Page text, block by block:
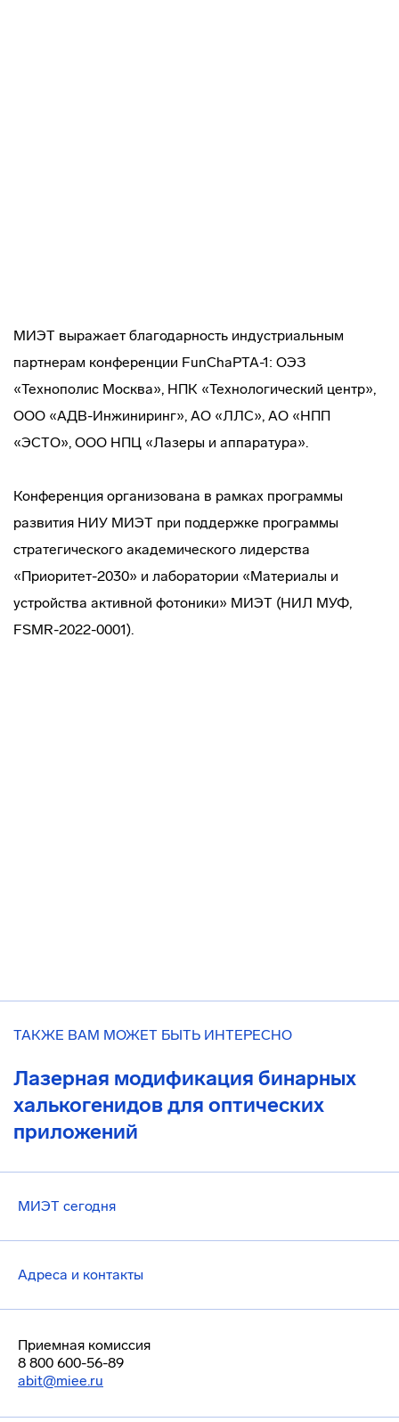
МИЭТ выражает благодарность индустриальным
партнерам конференции FunChaPTA-1: ОЭЗ
«Технополис Москва», НПК «Технологический центр»,
ООО «АДВ-Инжиниринг», АО «ЛЛС», АО «НПП
«ЭСТО», ООО НПЦ «Лазеры и аппаратура».
Конференция организована в рамках программы
развития НИУ МИЭТ при поддержке программы
стратегического академического лидерства
«Приоритет-2030» и лаборатории «Материалы и
устройства активной фотоники» МИЭТ (НИЛ МУФ,
FSMR-2022-0001).
ТАКЖЕ ВАМ МОЖЕТ БЫТЬ ИНТЕРЕСНО
Лазерная модификация бинарных
халькогенидов для оптических
приложений
МИЭТ сегодня
Адреса и контакты
Приемная комиссия
8 800 600-56-89
abit@miee.ru